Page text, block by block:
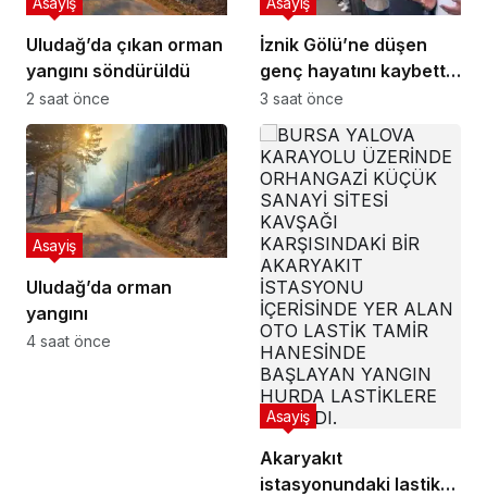
Uludağ’da çıkan orman
yangını söndürüldü
2 saat önce
İznik Gölü’ne düşen
genç hayatını kaybetti,
gözyaşlarıyla toprağa
verildi
3 saat önce
Uludağ’da orman
yangını
Asayiş
4 saat önce
Akaryakıt
istasyonundaki lastik
Asayiş